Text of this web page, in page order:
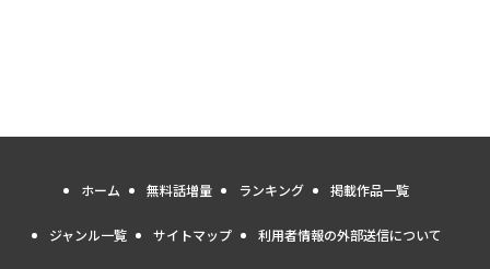
ホーム 無料話増量 ランキング 掲載作品一覧
ジャンル一覧 サイトマップ 利用者情報の外部送信について